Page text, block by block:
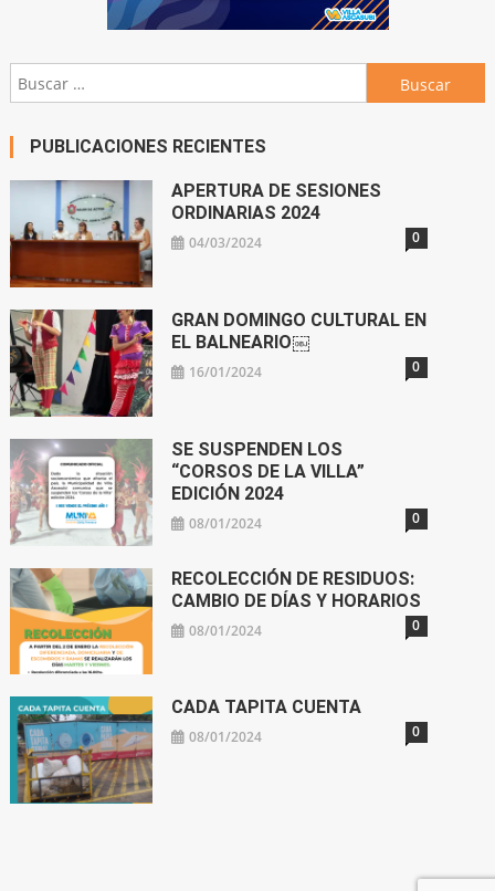
Buscar:
PUBLICACIONES RECIENTES
APERTURA DE SESIONES
ORDINARIAS 2024
04/03/2024 0
GRAN DOMINGO CULTURAL EN
EL BALNEARIO￼
16/01/2024 0
SE SUSPENDEN LOS
“CORSOS DE LA VILLA”
EDICIÓN 2024
08/01/2024 0
RECOLECCIÓN DE RESIDUOS:
CAMBIO DE DÍAS Y HORARIOS
08/01/2024 0
CADA TAPITA CUENTA
08/01/2024 0